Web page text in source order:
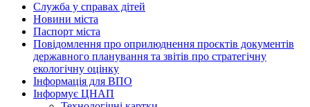
Служба у справах дітей
Новини міста
Паспорт міста
Повідомлення про оприлюднення проєктів документів
державного планування та звітів про стратегічну
екологічну оцінку
Інформація для ВПО
Інформує ЦНАП